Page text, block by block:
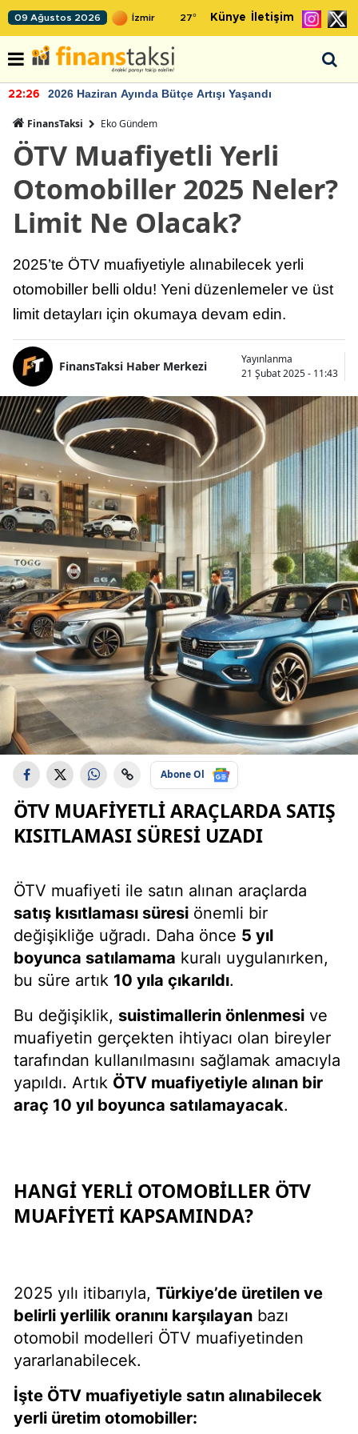
09 Ağustos 2026 27° Künye İletişim
22:26 2026 Haziran Ayında Bütçe Artışı Yaşandı
FinansTaksi Eko Gündem
ÖTV Muafiyetli Yerli
Otomobiller 2025 Neler?
Limit Ne Olacak?
2025’te ÖTV muafiyetiyle alınabilecek yerli
otomobiller belli oldu! Yeni düzenlemeler ve üst
limit detayları için okumaya devam edin.
FinansTaksi Haber Merkezi
Yayınlanma
21 Şubat 2025 - 11:43
Abone Ol
ÖTV MUAFIYETLI ARAÇLARDA SATIŞ
KISITLAMASI SÜRESI UZADI
ÖTV muafiyeti ile satın alınan araçlarda
satış kısıtlaması süresi önemli bir
değişikliğe uğradı. Daha önce 5 yıl
boyunca satılamama kuralı uygulanırken,
bu süre artık 10 yıla çıkarıldı.
Bu değişiklik, suistimallerin önlenmesi ve
muafiyetin gerçekten ihtiyacı olan bireyler
tarafından kullanılmasını sağlamak amacıyla
yapıldı. Artık ÖTV muafiyetiyle alınan bir
araç 10 yıl boyunca satılamayacak.
HANGI YERLI OTOMOBILLER ÖTV
MUAFIYETI KAPSAMINDA?
2025 yılı itibarıyla, Türkiye’de üretilen ve
belirli yerlilik oranını karşılayan bazı
otomobil modelleri ÖTV muafiyetinden
yararlanabilecek.
İşte ÖTV muafiyetiyle satın alınabilecek
yerli üretim otomobiller: